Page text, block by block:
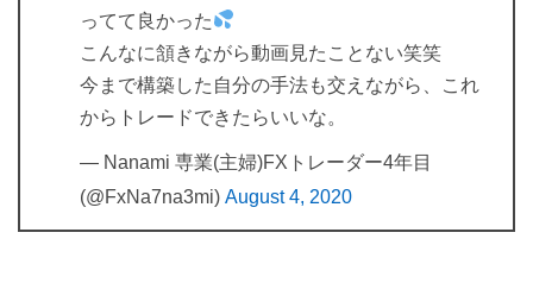
ってて良かった
こんなに頷きながら動画見たことない笑笑
今まで構築した自分の手法も交えながら、これ
からトレードできたらいいな。
— Nanami 専業(主婦)FXトレーダー4年目
(@FxNa7na3mi) August 4, 2020